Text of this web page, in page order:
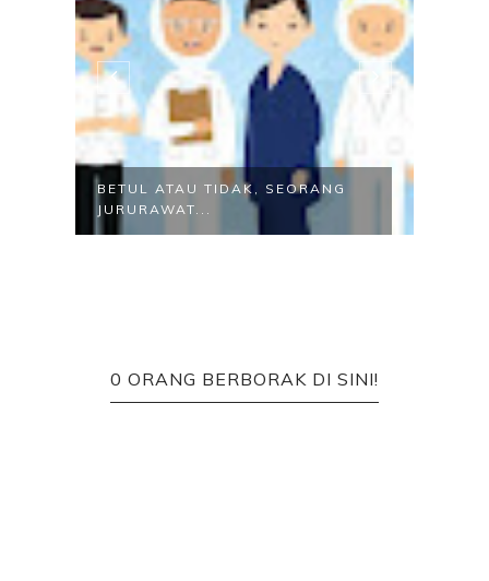
BETUL ATAU TIDAK, SEORANG
JURURAWAT...
0 ORANG BERBORAK DI SINI!